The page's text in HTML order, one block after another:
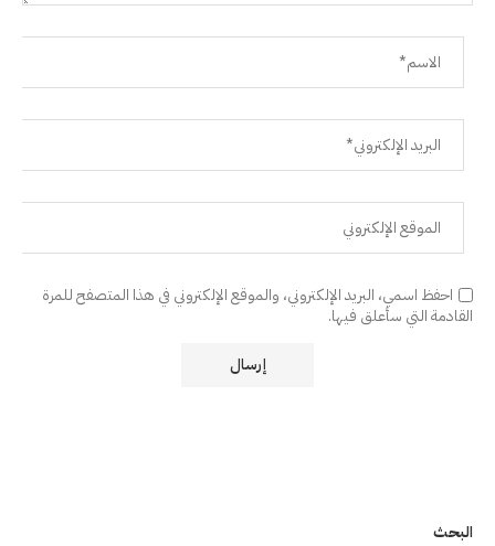
احفظ اسمي، البريد الإلكتروني، والموقع الإلكتروني في هذا المتصفح للمرة
القادمة التي سأعلق فيها.
البحث